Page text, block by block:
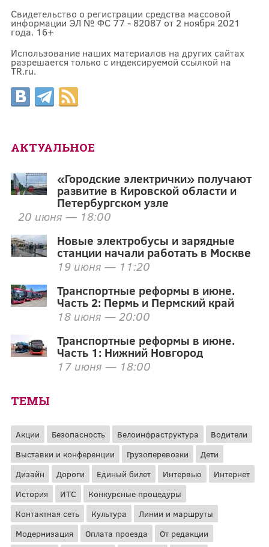
Свидетельство о регистрации средства массовой
информации ЭЛ № ФС 77 - 82087 от 2 ноября 2021
года. 16+
Использование наших материалов на других сайтах
разрешается только с индексируемой ссылкой на
TR.ru.
АКТУАЛЬНОЕ
«Городские электрички» получают
развитие в Кировской области и
Петербургском узле
20 июня — 18:00
Новые электробусы и зарядные
станции начали работать в Москве
19 июня — 11:20
Транспортные реформы в июне.
Часть 2: Пермь и Пермский край
18 июня — 20:00
Транспортные реформы в июне.
Часть 1: Нижний Новгород
17 июня — 18:00
ТЕМЫ
Акции Безопасность Велоинфраструктура
Водители
Выставки и конференции
Грузоперевозки
Дети
Дизайн
Дороги Единый билет Интервью
Интернет
История
ИТС
Конкурсные процедуры
Контактная сеть
Культура
Линии и маршруты
Модернизация
Оплата проезда От редакции